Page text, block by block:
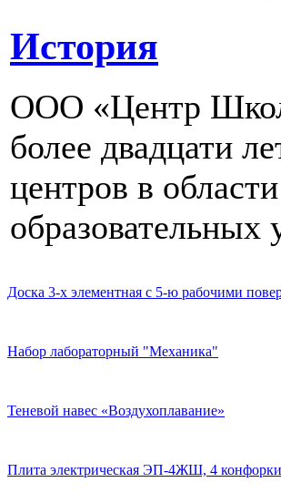
История
ООО «Центр
более двадцати
центров в
Доска 3-х элементная с 5-ю рабочими
Набор лабораторный "Механика"
Теневой навес «Воздухоплавание»
Плита электрическая ЭП-4ЖШ, 4 конфорки